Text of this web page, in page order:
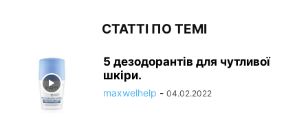
СТАТТІ ПО ТЕМІ
5 дезодорантів для чутливої
шкіри.
maxwelhelp - 04.02.2022